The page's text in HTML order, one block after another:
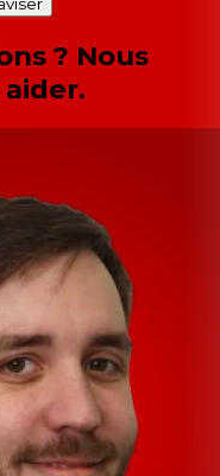
? Nous